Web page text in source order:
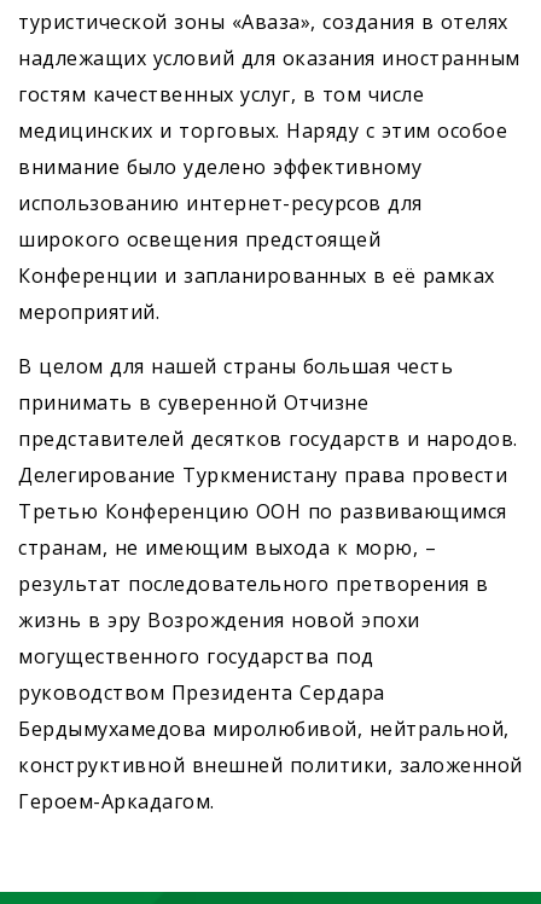
туристической зоны «Аваза», создания в отелях
надлежащих условий для оказания иностранным
гостям качественных услуг, в том числе
медицинских и торговых. Наряду с этим особое
внимание было уделено эффективному
использованию интернет-ресурсов для
широкого освещения предстоящей
Конференции и запланированных в её рамках
мероприятий.
В целом для нашей страны большая честь
принимать в суверенной Отчизне
представителей десятков государств и народов.
Делегирование Туркменистану права провести
Третью Конференцию ООН по развивающимся
странам, не имеющим выхода к морю, –
результат последовательного претворения в
жизнь в эру Возрождения новой эпохи
могущественного государства под
руководством Президента Сердара
Бердымухамедова миролюбивой, нейтральной,
конструктивной внешней политики, заложенной
Героем-Аркадагом.